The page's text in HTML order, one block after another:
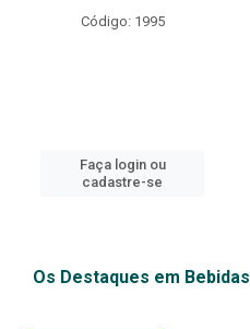
Código: 1995
Faça login ou
cadastre-se
Os Destaques em Bebidas